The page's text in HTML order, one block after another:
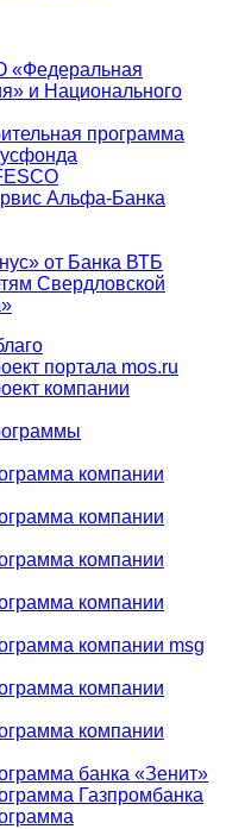
«Федеральная
и Национального
программа
Альфа-Банка
от Банка ВТБ
Свердловской
портала mos.ru
компании
компании
компании
компании
компании
компании msg
компании
компании
банка «Зенит»
Газпромбанка